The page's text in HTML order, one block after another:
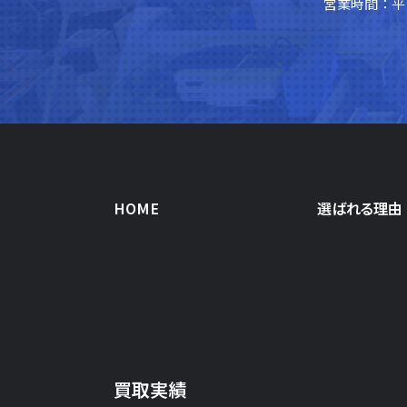
HOME 選ばれる理由
買取実績